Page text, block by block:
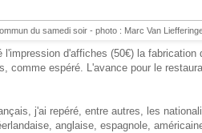
du samedi soir - photo : Marc Van
d'affiches (50€) la fabrication
comme espéré. L'avance pour le
j'ai repéré, entre autres, les
anglaise, espagnole,